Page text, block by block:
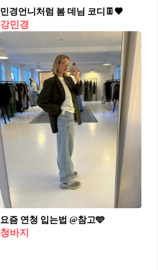
민경언니처럼 봄 데님 코디👖🤎
강민경
요즘 연청 입는법 @참고🩵
청바지